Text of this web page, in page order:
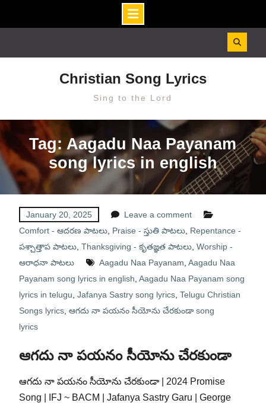
Christian Song Lyrics
Sing to the Lord
Tag: Aagadu Naa Payanam
song lyrics in english
January 20, 2025
Leave a comment
Comfort - ఆదరణ పాటలు, Praise - స్తుతి పాటలు, Repentance -
పశ్చాత్తాప పాటలు, Thanksgiving - కృతజ్ఞత పాటలు, Worship -
ఆరాధనా పాటలు
Aagadu Naa Payanam Aagadu Naa
Payanam song lyrics in english Aagadu Naa Payanam song
lyrics in telugu Jafanya Sastry song lyrics, Telugu Christian
Songs lyrics, ఆగదు నా పయనం సీయోను చేరకుండా song
lyrics
ఆగదు నా పయనం సీయోను చేరకుండా
ఆగదు నా పయనం సీయోను చేరకుండా | 2024 Promise
Song | IFJ ~ BACM | Jafanya Sastry Garu | George